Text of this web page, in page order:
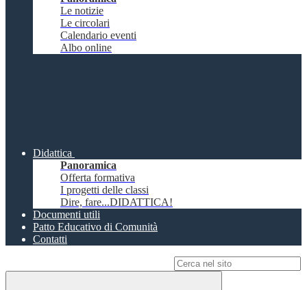
Le notizie
Le circolari
Calendario eventi
Albo online
Didattica
Panoramica
Offerta formativa
I progetti delle classi
Dire, fare...DIDATTICA!
Documenti utili
Patto Educativo di Comunità
Contatti